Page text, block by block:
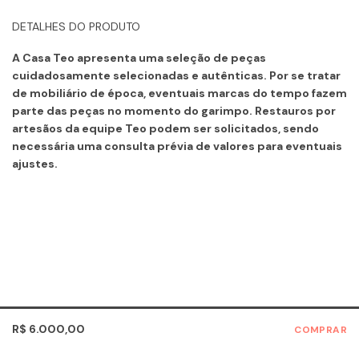
DETALHES DO PRODUTO
A Casa Teo apresenta uma seleção de peças
cuidadosamente selecionadas e autênticas. Por se tratar
de mobiliário de época, eventuais marcas do tempo fazem
parte das peças no momento do garimpo. Restauros por
artesãos da equipe Teo podem ser solicitados, sendo
necessária uma consulta prévia de valores para eventuais
ajustes.
R$ 6.000,00 COMPRAR